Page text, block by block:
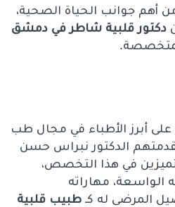
أهم جوانب الحياة الصحية،
دكتور قلبية شاطر في دمشق
أبرز الأطباء في مجال طب
الدكتور نبراس حسن
في هذا التخصص،
الواسعة، مهاراته
المرضى له كـطبيب قلبية